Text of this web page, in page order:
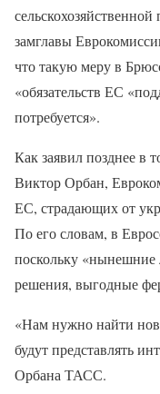
замглавы
что такую меру в
«обязательств ЕС
потребуется».
Как заявил позднее в
Виктор Орбан,
ЕС, страдающих от
По его словам, в
поскольку «нынешние
решения, выгодные
«Нам нужно найти
будут представлять
Орбана ТАСС.